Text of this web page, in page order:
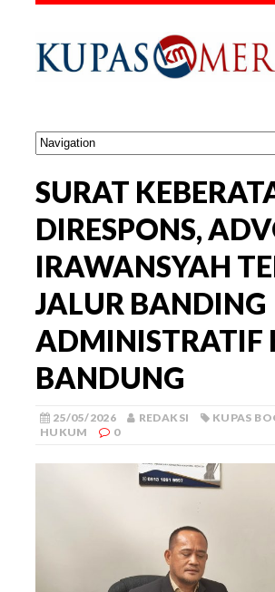
SURAT
DIRESPONS,
IRAWANSYAH
JALUR BANDING
ADMINISTRATIF
BANDUNG
25/05/2026 REDAKSI KUPAS
HUKUM
0